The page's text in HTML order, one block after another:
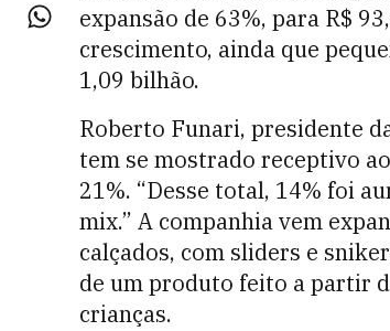
expansão de 63%, para R$
crescimento, ainda que
1,09 bilhão.
Roberto Funari, presidente
tem se mostrado receptivo
21%. “Desse total, 14% foi
mix.” A companhia vem
calçados, com sliders e
de um produto feito a partir
crianças.